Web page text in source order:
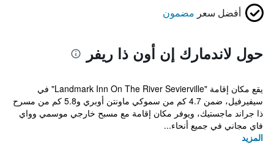
أفضل سعر مضمون
حول لاندمارك إن أون ذا ريفر
يقع مكان إقامة "Landmark Inn On The River Sevierville" في
سيفيرفيل، ضمن 4.7 كم من سموكي ماونتن أوبري و5.8 كم من مسرح
ذا جراند ماجستيك، ويوفر مكان إقامة مع مسبح خارجي موسمي وواي
فاي مجاني في جميع أنحاء...
المزيد